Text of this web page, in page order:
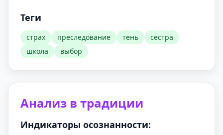
Теги
страх преследование тень
сестра
школа
выбор
Анализ в традиции
Индикаторы осознанности: